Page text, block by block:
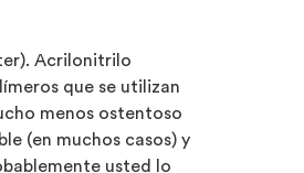
Acrilonitrilo
que se utilizan
menos ostentoso
(en muchos casos) y
usted lo